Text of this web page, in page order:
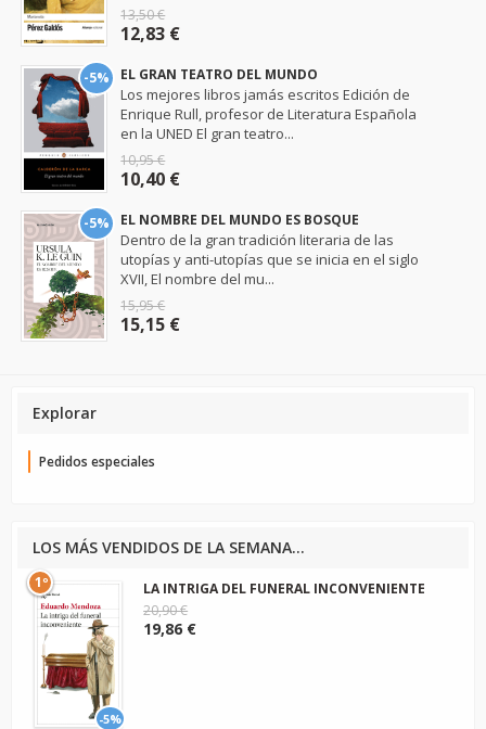
13,50 €
12,83 €
-5% EL GRAN TEATRO DEL MUNDO
Los mejores libros jamás escritos Edición de
Enrique Rull, profesor de Literatura Española
en la UNED El gran teatro...
10,95 €
10,40 €
-5% EL NOMBRE DEL MUNDO ES BOSQUE
Dentro de la gran tradición literaria de las
utopías y anti-utopías que se inicia en el siglo
XVII, El nombre del mu...
15,95 €
15,15 €
Explorar
Pedidos especiales
LOS MÁS VENDIDOS DE LA SEMANA...
-5%
1º
LA INTRIGA DEL FUNERAL INCONVENIENTE
20,90 €
19,86 €